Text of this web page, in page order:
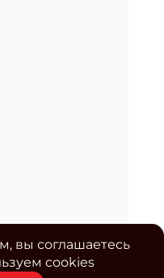
вы соглашаетесь
cookies